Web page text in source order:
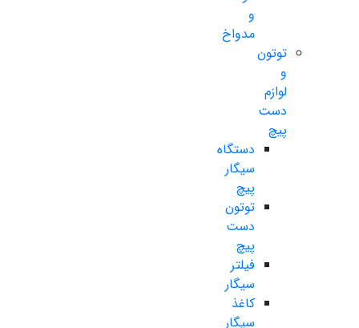
و
مدواخ
توتون
و
لوازم
دست
پیچ
دستگاه
سیگار
پیچ
توتون
دست
پیچ
فیلتر
سیگار
کاغذ
سیگار